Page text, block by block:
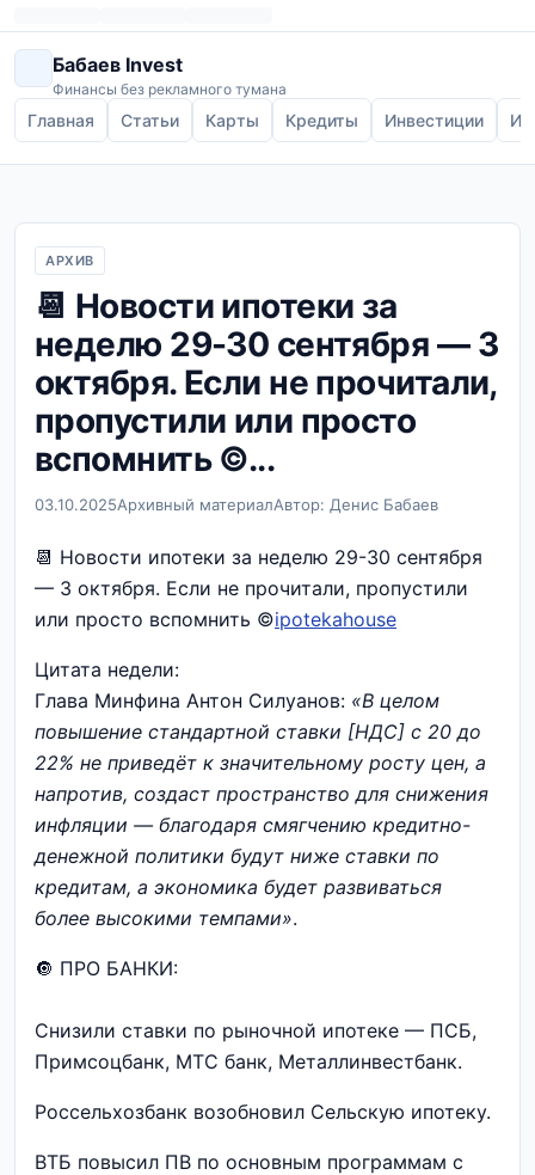
Бабаев Invest
Финансы без рекламного тумана
Главная Статьи Карты Кредиты Инвестиции
АРХИВ
📆 Новости ипотеки за
неделю 29-30 сентября — 3
октября. Если не прочитали,
пропустили или просто
вспомнить ©...
03.10.2025Архивный материалАвтор: Денис Бабаев
📆 Новости ипотеки за неделю 29-30 сентября
— 3 октября. Если не прочитали, пропустили
или просто вспомнить ©ipotekahouse
Цитата недели:
Глава Минфина Антон Силуанов: «В целом
повышение стандартной ставки [НДС] с 20 до
22% не приведёт к значительному росту цен, а
напротив, создаст пространство для снижения
инфляции — благодаря смягчению кредитно-
денежной политики будут ниже ставки по
кредитам, а экономика будет развиваться
более высокими темпами».
🔘 ПРО БАНКИ:
Снизили ставки по рыночной ипотеке — ПСБ,
Примсоцбанк, МТС банк, Металлинвестбанк.
Россельхозбанк возобновил Сельскую ипотеку.
ВТБ повысил ПВ по основным программам с